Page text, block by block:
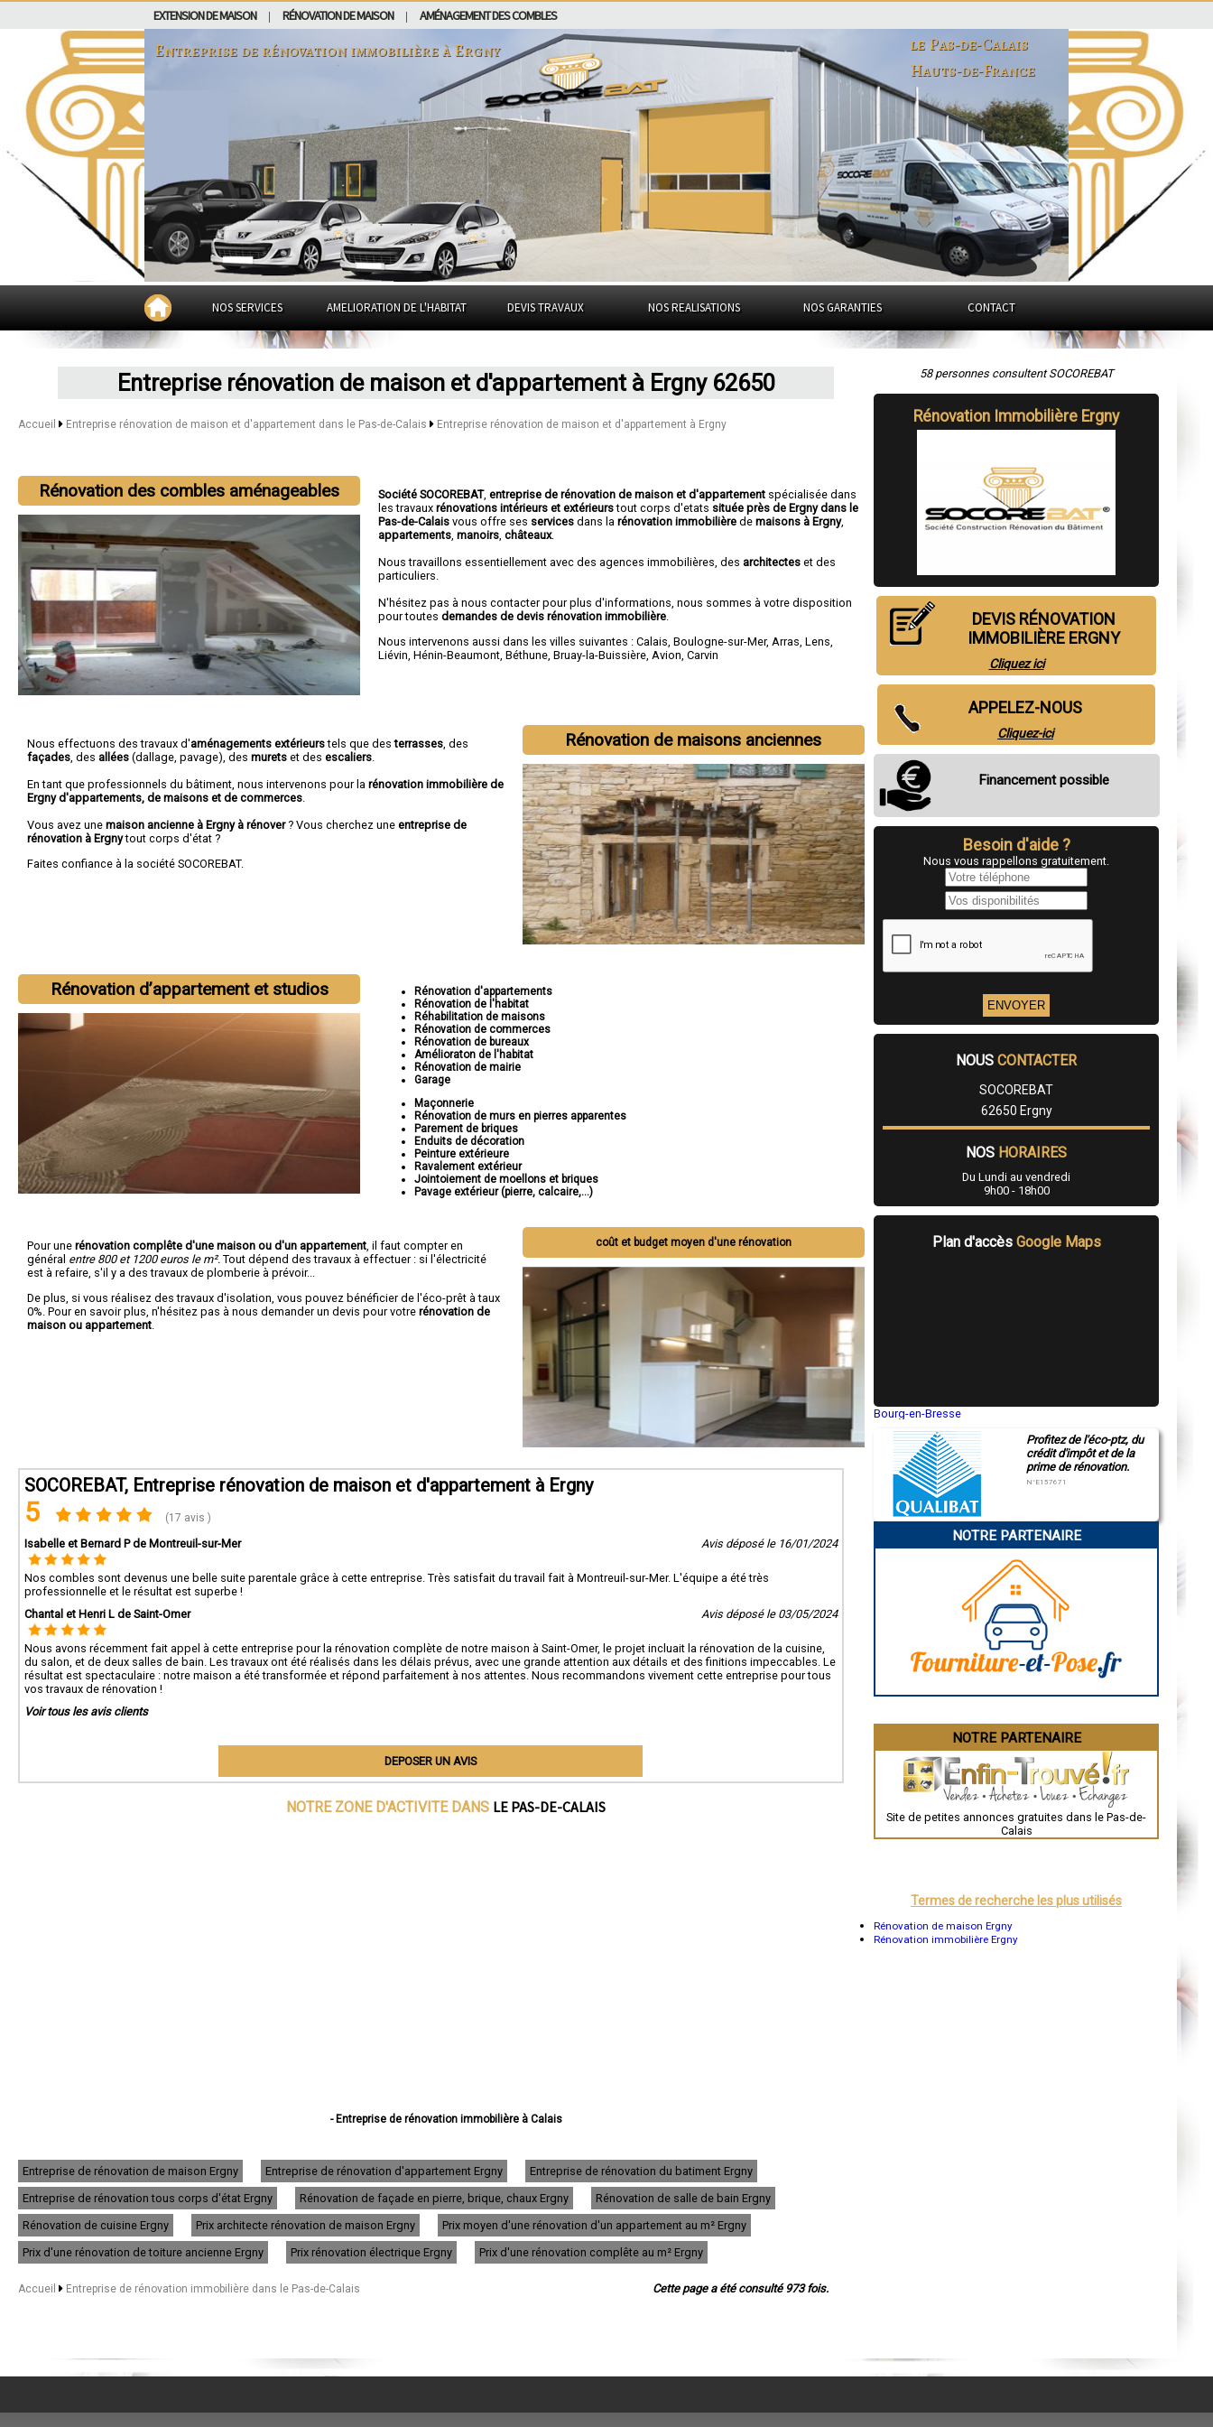
EXTENSION DE MAISON RÉNOVATION DE MAISON AMÉNAGEMENT DES COMBLES
Entreprise de rénovation immobilière àErgny
le Pas-de-Calais
Hauts-de-France
NOS SERVICES AMELIORATION DE L'HABITAT DEVIS TRAVAUX NOS REALISATIONS NOS GARANTIES CONTACT
Entreprise rénovation de maison et d'appartement à Ergny 62650
Accueil Entreprise rénovation de maison et d'appartement dans le Pas-de-Calais Entreprise rénovation de maison et d'appartement à Ergny
Rénovation des combles aménageables Société SOCOREBAT,entreprise de rénovation de maison et d'appartement spécialisée dans
les travauxrénovations intérieurs et extérieurstout corps d'etats située près de Ergny dans le
Pas-de-Calaisvous offre ses services dans larénovation immobilière demaisons à Ergny,
appartements ,manoirs ,châteaux.
Nous travaillons essentiellement avec des agences immobilières, des architectes et des
particuliers.
N'hésitez pas à nous contacter pour plus d'informations, nous sommes à votre disposition
pour toutesdemandes de devis rénovation immobilière
Nous intervenons aussi dans les villes suivantes :Calais ,Boulogne-sur-Mer, Arras ,Lens
Liévin ,Hénin-Beaumont ,Béthune ,Bruay-la-Buissière Avion ,Carvin
Rénovation de maisons anciennes
Nous effectuons des travaux d'aménagements extérieurstels que desterrasses , des
façades , des allées (dallage, pavage), des murets et des escaliers
En tant que professionnels du bâtiment, nous intervenons pour la rénovation immobilière de
Ergny d'appartements, de maisons et de commerces
Vous avez une maison ancienne à Ergny à rénover? Vous cherchez une entreprise de
rénovation à Ergnytout corps d'état ?
Faites confiance à la société SOCOREBAT.
Rénovation d’appartement et studios
Rénovation d'appartements
Rénovation de l'habitat
Réhabilitation de maisons
Rénovation de commerces
Rénovation de bureaux
Amélioraton de l'habitat
Rénovation de mairie
Garage
Maçonnerie
Rénovation de murs en pierres apparentes
Parement de briques
Enduits de décoration
Peinture extérieure
Ravalement extérieur
Jointoiement de moellons et briques
Pavage extérieur (pierre, calcaire,...)
coût et budget moyen d'une rénovation
Pour une rénovation complête d'une maison ou d'un appartement , il faut compter en
général entre 800 et 1200 euros le m². Tout dépend des travaux à effectuer : si l'électricité
est à refaire, s'il y a des travaux de plomberie à prévoir...
De plus, si vous réalisez des travaux d'isolation, vous pouvez bénéficier de l'éco-prêt à taux
0%. Pour en savoir plus, n'hésitez pas à nous demander un devis pour votre rénovation de
maison ou appartement
SOCOREBAT, Entreprise rénovation de maison et d'appartement à Ergny
5 (17 avis )
Isabelle et Bernard P de Montreuil-sur-Mer Avis déposé le 16/01/2024
Nos combles sont devenus une belle suite parentale grâce à cette entreprise. Très satisfait du travail fait à Montreuil-sur-Mer. L'équipe a été très
professionnelle et le résultat est superbe !
Chantal et Henri L de Saint-Omer
Avis déposé le 03/05/2024
Nous avons récemment fait appel à cette entreprise pour la rénovation complète de notre maison à Saint-Omer, le projet incluait la rénovation de la cuisine,
du salon, et de deux salles de bain. Les travaux ont été réalisés dans les délais prévus, avec une grande attention aux détails et des finitions impeccables. Le
résultat est spectaculaire : notre maison a été transformée et répond parfaitement à nos attentes. Nous recommandons vivement cette entreprise pour tous
vos travaux de rénovation !
Voir tous les avis clients
DEPOSER UN AVIS
NOTRE ZONE D'ACTIVITE DANS LE PAS-DE-CALAIS
- Entreprise de rénovation immobilière à Calais
- Entreprise de rénovation immobilière à Lens
- Entreprise de rénovation immobilière à Liévin
- Entreprise de rénovation immobilière à Béthune
- Entreprise de rénovation immobilière à Hénin-Beaumont
- Entreprise de rénovation immobilière à Bruay-la-Buissière
- Entreprise de rénovation immobilière à Avion
- Entreprise de rénovation immobilière à Carvin
- Entreprise de rénovation immobilière à Berck
- Entreprise de rénovation immobilière à Nœux-les-Mines
- Entreprise de rénovation immobilière à Saint-Martin-Boulogne
Entreprise de rénovation de maison Ergny Entreprise de rénovation d'appartement Ergny
Entreprise de rénovation du batiment Ergny
Entreprise de rénovation tous corps d'état Ergny
Rénovation de façade en pierre, brique, chaux Ergny
Rénovation de salle de bain Ergny
Rénovation de cuisine Ergny
Prix architecte rénovation de maison Ergny
Prix moyen d'une rénovation d'un appartement au m² Ergny
Prix d'une rénovation de toiture ancienne Ergny
Prix rénovation électrique Ergny Prix d'une rénovation complête au m² Ergny
Cette page a été consulté 973 fois.
Accueil Entreprise de rénovation immobilière dans le Pas-de-Calais
58 personnes consultent SOCOREBAT
Rénovation Immobilière Ergny
DEVIS RÉNOVATION
IMMOBILIÈRE ERGNY
Cliquez ici
APPELEZ-NOUS
Cliquez-ici
Financement possible
Besoin d'aide ?
Nous vous rappellons gratuitement.
NOUS CONTACTER
SOCOREBAT
62650 Ergny
NOS HORAIRES
Du Lundi au vendredi
9h00 - 18h00
Plan d'accès Google Maps
Bourg-en-Bresse
Montluçon
Manosque
Gap
Charleville-Mézières
Pamiers
Narbonne
Brive-la-Gaillarde
Guéret
Besançon
Évreux
Chartres
Nîmes
Auch
Grenoble
Mont-de-Marsan
Blois
Le Mans
Chambéry
Le Havre
Profitez de l'éco-ptz, du
crédit d'impôt et de la
prime de rénovation.
N°E157671
NOTRE PARTENAIRE
NOTRE PARTENAIRE
Site de petites annonces gratuites dans le Pas-de-
Calais
Termes de recherche les plus utilisés
Rénovation de maison Ergny
Rénovation immobilière Ergny